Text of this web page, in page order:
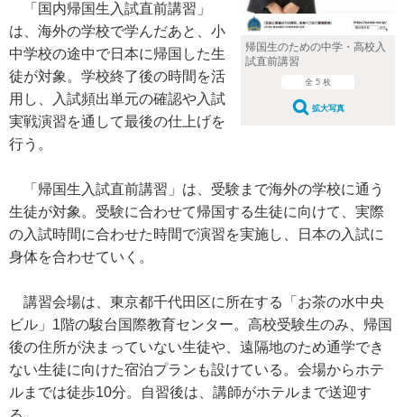
帰国生のための中学・高校入
試直前講習
全 5 枚
拡大写真
「国内帰国生入試直前講習」
は、海外の学校で学んだあと、小
中学校の途中で日本に帰国した生
徒が対象。学校終了後の時間を活
用し、入試頻出単元の確認や入試
実戦演習を通して最後の仕上げを
行う。
「帰国生入試直前講習」は、受験まで海外の学校に通う
生徒が対象。受験に合わせて帰国する生徒に向けて、実際
の入試時間に合わせた時間で演習を実施し、日本の入試に
身体を合わせていく。
講習会場は、東京都千代田区に所在する「お茶の水中央
ビル」1階の駿台国際教育センター。高校受験生のみ、帰国
後の住所が決まっていない生徒や、遠隔地のため通学でき
ない生徒に向けた宿泊プランも設けている。会場からホテ
ルまでは徒歩10分。自習後は、講師がホテルまで送迎す